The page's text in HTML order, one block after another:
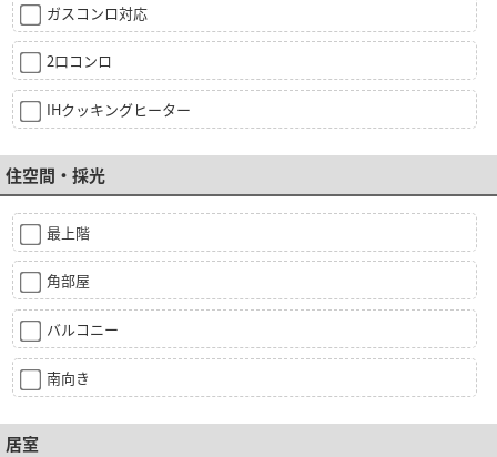
ガスコンロ対応
2口コンロ
IHクッキングヒーター
住空間・採光
最上階
角部屋
バルコニー
南向き
居室